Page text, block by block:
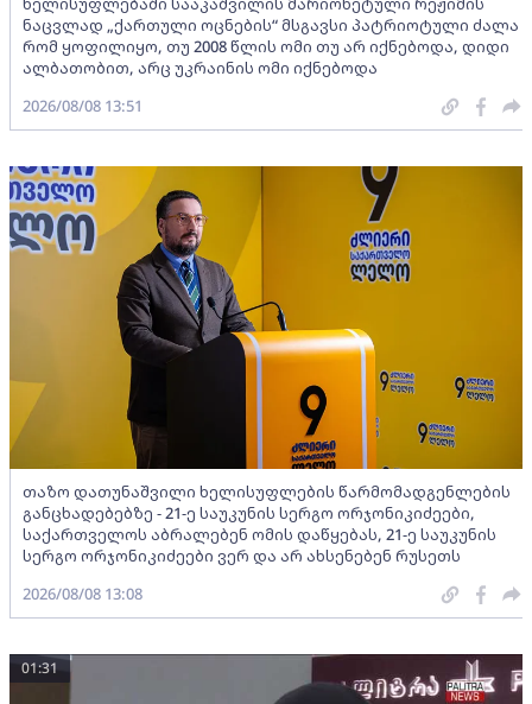
ნაცვლად „ქართული ოცნების“ მსგავსი პატრიოტული ძალა
რომ ყოფილიყო, თუ 2008 წლის ომი თუ არ იქნებოდა, დიდი
ალბათობით, არც უკრაინის ომი იქნებოდა
2026/08/08 13:51
თაზო დათუნაშვილი ხელისუფლების წარმომადგენლების
განცხადებებზე - 21-ე საუკუნის სერგო ორჯონიკიძეები,
საქართველოს აბრალებენ ომის დაწყებას, 21-ე საუკუნის
სერგო ორჯონიკიძეები ვერ და არ ახსენებენ რუსეთს
2026/08/08 13:08
01:31